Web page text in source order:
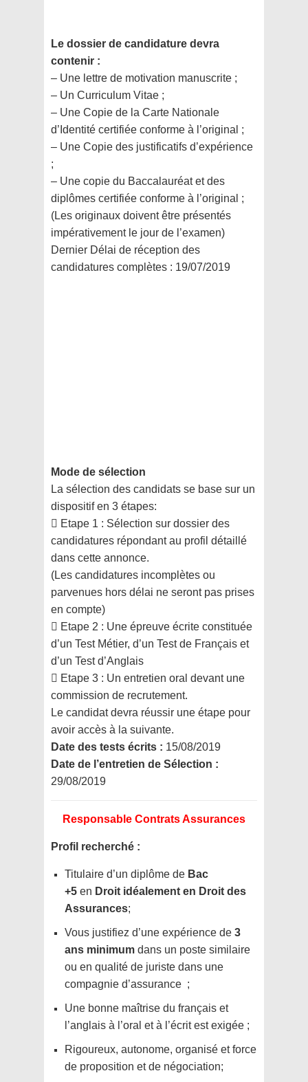
Le dossier de candidature devra
contenir :
– Une lettre de motivation manuscrite ;
– Un Curriculum Vitae ;
– Une Copie de la Carte Nationale
d’Identité certifiée conforme à l’original ;
– Une Copie des justificatifs d’expérience
;
– Une copie du Baccalauréat et des
diplômes certifiée conforme à l’original ;
(Les originaux doivent être présentés
impérativement le jour de l’examen)
Dernier Délai de réception des
candidatures complètes : 19/07/2019
Mode de sélection
La sélection des candidats se base sur un
dispositif en 3 étapes:
 Etape 1 : Sélection sur dossier des
candidatures répondant au profil détaillé
dans cette annonce.
(Les candidatures incomplètes ou
parvenues hors délai ne seront pas prises
en compte)
 Etape 2 : Une épreuve écrite constituée
d’un Test Métier, d’un Test de Français et
d’un Test d’Anglais
 Etape 3 : Un entretien oral devant une
commission de recrutement.
Le candidat devra réussir une étape pour
avoir accès à la suivante.
Date des tests écrits : 15/08/2019
Date de l’entretien de Sélection :
29/08/2019
Responsable Contrats Assurances
Profil recherché :
Titulaire d’un diplôme de Bac
+5 en Droit idéalement en Droit des
Assurances;
Vous justifiez d’une expérience de 3
ans minimum dans un poste similaire
ou en qualité de juriste dans une
compagnie d’assurance ;
Une bonne maîtrise du français et
l’anglais à l’oral et à l’écrit est exigée ;
Rigoureux, autonome, organisé et force
de proposition et de négociation;